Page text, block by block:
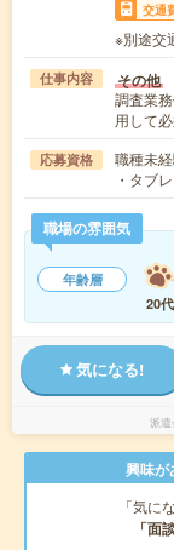
交通
※別途交
仕事内容 その他
調査業
用して
応募資格
職種未
・タブ
職場の雰囲気
年齢層
20代
気になる!
派遣
興味が
「気に
「面